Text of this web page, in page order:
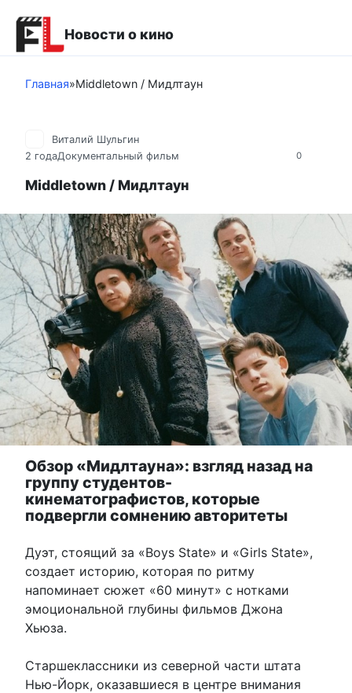
контенту
Новости о кино
Главная»Middletown / Мидлтаун
0
Виталий Шульгин
2 годаДокументальный фильм
Middletown / Мидлтаун
Обзор «Мидлтауна»: взгляд назад на
группу студентов-
кинематографистов, которые
подвергли сомнению авторитеты
Дуэт, стоящий за «Boys State» и «Girls State»,
создает историю, которая по ритму
напоминает сюжет «60 минут» с нотками
эмоциональной глубины фильмов Джона
Хьюза.
Старшеклассники из северной части штата
Нью-Йорк, оказавшиеся в центре внимания